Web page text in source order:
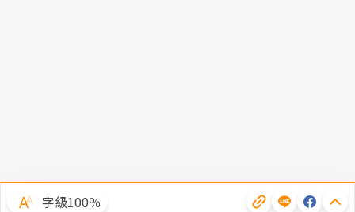
字級100％